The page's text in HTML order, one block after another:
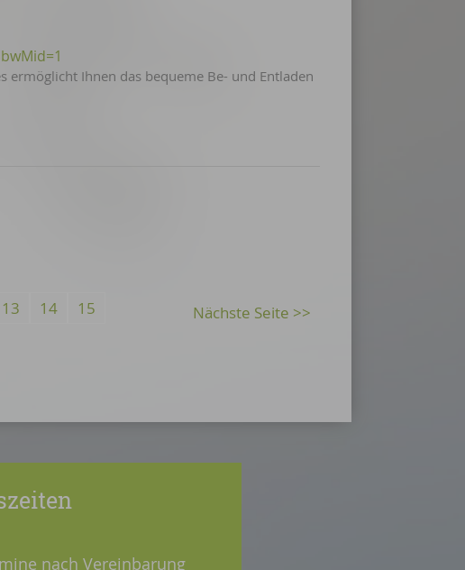
ermöglicht Ihnen das bequeme Be- und Entladen
13 14 15
nach Vereinbarung